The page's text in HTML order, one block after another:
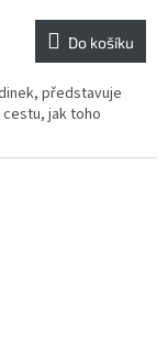
Do košíku
představuje
jak toho